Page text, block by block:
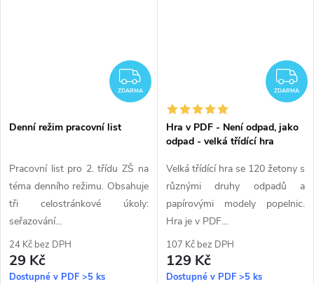
ZDARMA
ZDARMA
Denní režim pracovní list
Pracovní list pro 2. třídu ZŠ na
téma denního režimu. Obsahuje
tři celostránkové úkoly:
seřazování…
24 Kč bez DPH
29 Kč
Dostupné v PDF >5 ks
ZDARMA
Hra v PDF - Není odpad, jako
odpad - velká třídící hra
Velká třídící hra se 120 žetony s
různými druhy odpadů a
papírovými modely popelnic.
Hra je v PDF…
107 Kč bez DPH
129 Kč
Dostupné v PDF >5 ks